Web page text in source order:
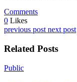
Comments
0 Likes
previous post next post
Related Posts
Public